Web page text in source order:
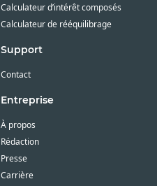
Calculateur d’intérêt composés
Calculateur de rééquilibrage
Support
Contact
Entreprise
À propos
Rédaction
Presse
Carrière